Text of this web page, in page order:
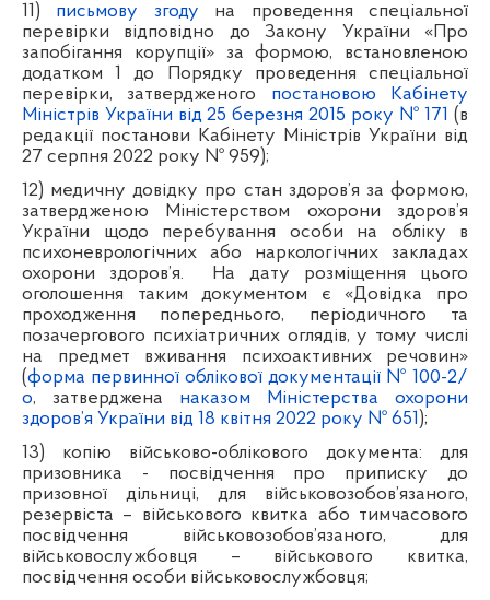
11) письмову згоду на проведення спеціальної
перевірки відповідно до Закону України «Про
запобігання корупції» за формою, встановленою
додатком 1 до Порядку проведення спеціальної
перевірки, затвердженого постановою Кабінету
Міністрів України від 25 березня 2015 року № 171 (в
редакції постанови Кабінету Міністрів України від
27 серпня 2022 року № 959);
12) медичну довідку про стан здоров’я за формою,
затвердженою Міністерством охорони здоров’я
України щодо перебування особи на обліку в
психоневрологічних або наркологічних закладах
охорони здоров’я.
На дату розміщення цього
оголошення таким документом є «Довідка про
проходження попереднього, періодичного та
позачергового психіатричних оглядів, у тому числі
на предмет вживання психоактивних речовин»
(форма первинної облікової документації № 100-2/
о, затверджена наказом Міністерства охорони
здоров’я України від 18 квітня 2022 року № 651 );
13) копію військово-облікового документа: для
призовника - посвідчення про приписку до
призовної дільниці, для військовозобов’язаного,
резервіста – військового квитка або тимчасового
посвідчення військовозобов’язаного, для
військовослужбовця – військового квитка,
посвідчення особи військовослужбовця;